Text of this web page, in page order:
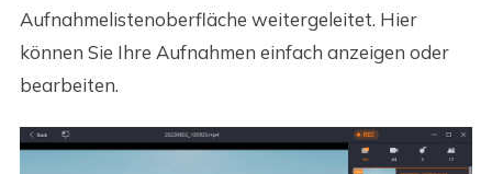
Aufnahmelistenoberfläche weitergeleitet. Hier
können Sie Ihre Aufnahmen einfach anzeigen oder
bearbeiten.